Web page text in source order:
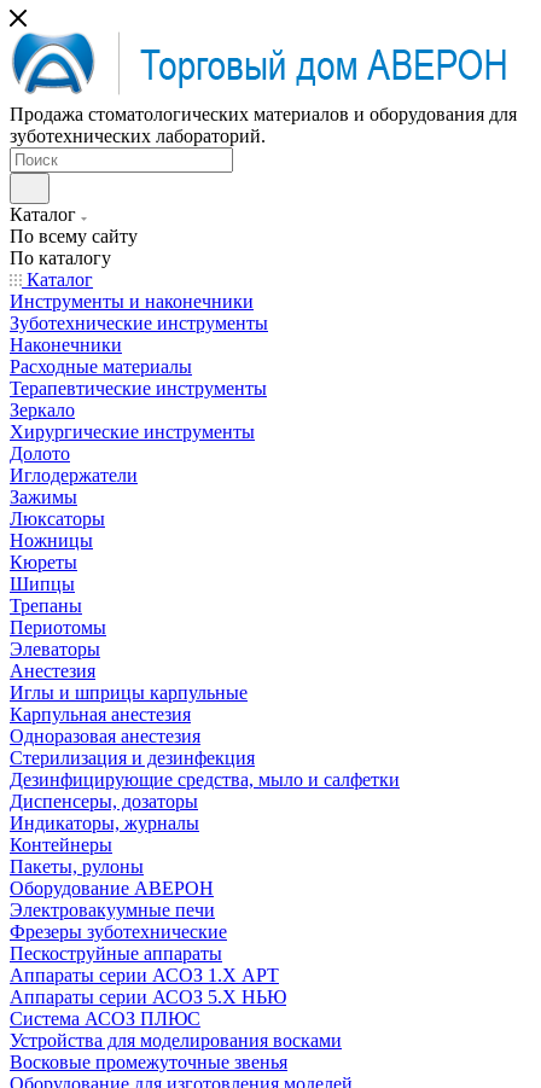
Продажа стоматологических материалов и оборудования для
зуботехнических лабораторий.
Каталог
По всему сайту
По каталогу
Каталог
Инструменты и наконечники
Зуботехнические инструменты
Наконечники
Расходные материалы
Терапевтические инструменты
Зеркало
Хирургические инструменты
Долото
Иглодержатели
Зажимы
Люксаторы
Ножницы
Кюреты
Шипцы
Трепаны
Периотомы
Элеваторы
Анестезия
Иглы и шприцы карпульные
Карпульная анестезия
Одноразовая анестезия
Стерилизация и дезинфекция
Дезинфицирующие средства, мыло и салфетки
Диспенсеры, дозаторы
Индикаторы, журналы
Контейнеры
Пакеты, рулоны
Оборудование АВЕРОН
Электровакуумные печи
Фрезеры зуботехнические
Пескоструйные аппараты
Аппараты серии АСОЗ 1.Х АРТ
Аппараты серии АСОЗ 5.Х НЬЮ
Система АСОЗ ПЛЮС
Устройства для моделирования восками
Восковые промежуточные звенья
Оборудование для изготовления моделей